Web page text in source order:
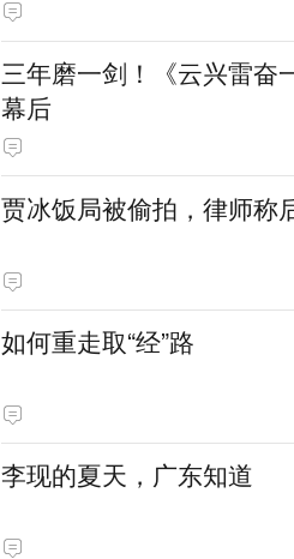
三年磨一剑！《云兴雷
幕后
贾冰饭局被偷拍，律师称
如何重走取“经”路
李现的夏天，广东知道